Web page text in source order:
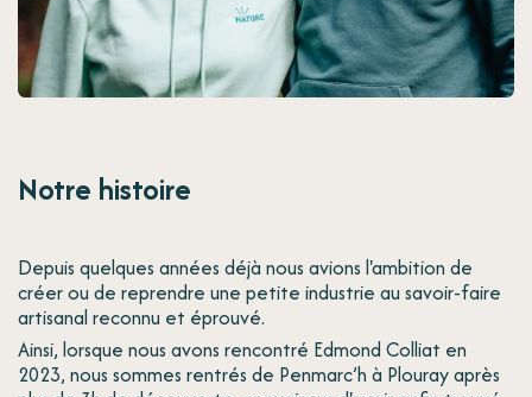
Notre histoire
Depuis quelques années déjà nous avions l'ambition de
créer ou de reprendre une petite industrie au savoir-faire
artisanal reconnu et éprouvé.
Ainsi, lorsque nous avons rencontré Edmond Colliat en
2023, nous sommes rentrés de Penmarc’h à Plouray après